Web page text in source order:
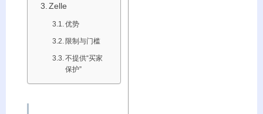
Zelle
优势
限制与门槛
不提供“买家
保护”